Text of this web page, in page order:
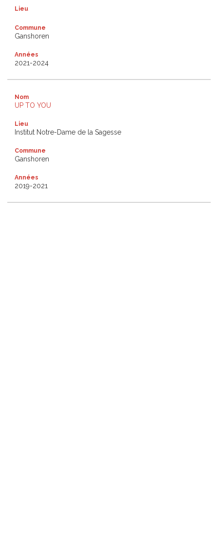
Lieu
Commune
Ganshoren
Années
2021-2024
Nom
UP TO YOU
Lieu
Institut Notre-Dame de la Sagesse
Commune
Ganshoren
Années
2019-2021